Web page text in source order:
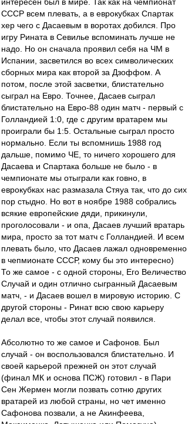
СССР всем плевать, а в еврокубках Спартак
хер чего с Дасаевым в воротах добился. Про
игру Рината в Севилье вспоминать лучше не
надо. Но он сначала проявил себя на ЧМ в
Испании, засветился во всех символических
сборных мира как второй за Дзоффом. А
потом, после этой засветки, блистательно
сыграл на Евро. Точнее, Дасаев сыграл
блистательно на Евро-88 один матч - первый с
Голландией 1:0, где с другим вратарем мы
проиграли бы 1:5. Остальные сыграл просто
нормально. Если ты вспомнишь 1988 год
дальше, помимо ЧЕ, то ничего хорошего для
Дасаева и Спартака больше не было - в
чемпионате мы отыграли как говно, в
еврокубках нас размазала Стяуа так, что до сих
пор стыдно. Но вот в ноябре 1988 собрались
всякие европейские дяди, прикинули,
проголосовали - и опа, Дасаев лучший вратарь
мира, просто за тот матч с Голландией. И всем
плевать было, что Дасаев лажал одновременно
в чепмионате СССР, кому бы это интересно)
То же самое - с одной стороны, Его Величество
Случай и один отлично сыгранный Дасаевым
матч, - и Дасаев вошел в мировую историю. С
другой стороны - Ринат всю свою карьеру
делал все, чтобы этот случай появился.
Абсолютно то же самое и Сафонов. Был
случай - он воспользовался блистательно. И
своей карьерой прежней он этот случай
(финал МК и основа ПСЖ) готовил - в Пари
Сен Жермен могли позвать сотню других
вратарей из любой страны, но чет именно
Сафонова позвали, а не Акинфеева,